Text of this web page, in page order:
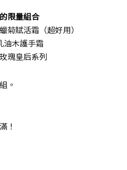
限量組合
菊賦活霜（超好用）
油木護手霜
瑰皇后系列
。
！